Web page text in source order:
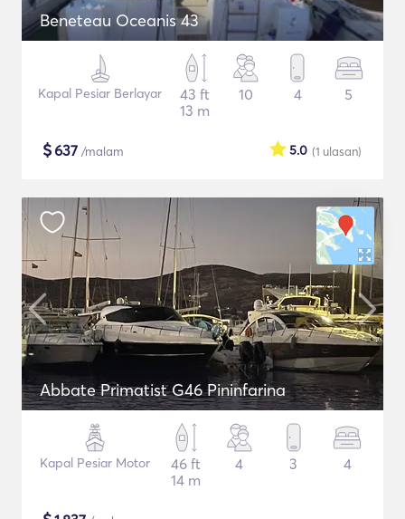
Beneteau Oceanis 43
Kapal Pesiar Berlayar
43 ft
13 m
10 4 5
$637 /malam (1 ulasan)
5.0
Abbate Primatist G46 Pininfarina
Kapal Pesiar Motor
46 ft
14 m
4 3 4